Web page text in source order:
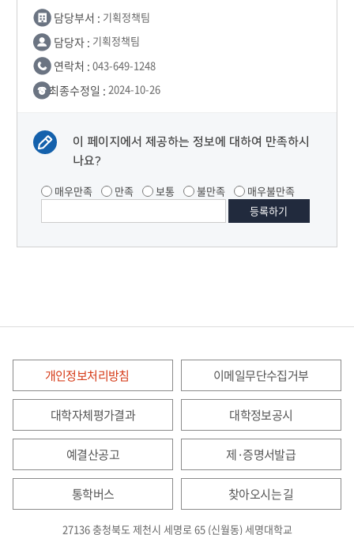
담당부서 : 기획정책팀
담당자 : 기획정책팀
연락처 : 043-649-1248
최종수정일 : 2024-10-26
이 페이지에서 제공하는 정보에 대하여 만족하시
나요?
매우만족 만족 보통 불만족 매우불만족
개인정보처리방침 이메일무단수집거부
대학자체평가결과 대학정보공시
예결산공고 제·증명서발급
통학버스 찾아오시는 길
27136 충청북도 제천시 세명로 65 (신월동) 세명대학교